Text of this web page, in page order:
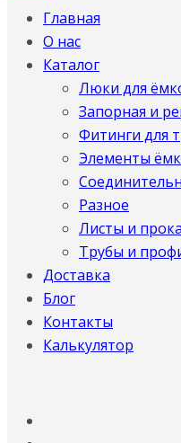
Главная
О нас
Каталог
Люки для
Запорная и
Фитинги для
Элементы
Разное
Листы и
Трубы и
Доставка
Блог
Контакты
Калькулятор